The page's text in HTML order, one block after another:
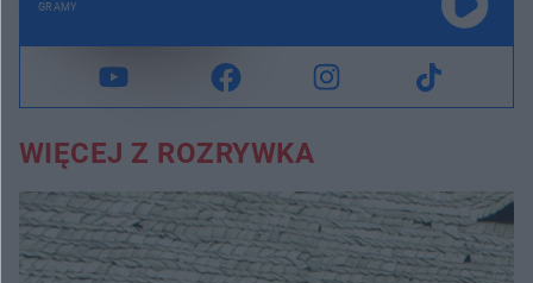
GRAMY
WIĘCEJ Z ROZRYWKA